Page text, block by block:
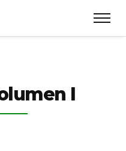
I